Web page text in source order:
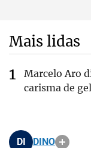
Mais lidas
Marcelo Aro
carisma de
DI DINO